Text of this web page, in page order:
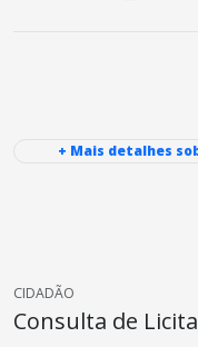
+ Mais detalhes
CIDADÃO
Consulta de